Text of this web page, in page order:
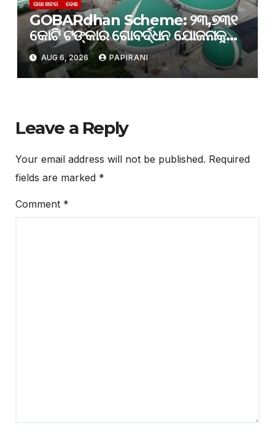
ତାଜା ଖବର ଦେଶ
GOBARdhan Scheme: ୨୩,୭୩୧
କୋଟି ଟଙ୍କାର ଗୋବର୍ଦ୍ଧନ ଯୋଜନାକୁ
କ୍ୟାବିନେଟ୍ ମଞ୍ଜୁରି; ବଦଳିବ ଦେଶର
ଜୈବଶକ୍ତି କ୍ଷେତ୍ର
AUG 6, 2026 PAPIRANI
Leave a Reply
Your email address will not be published. Required
fields are marked *
Comment *